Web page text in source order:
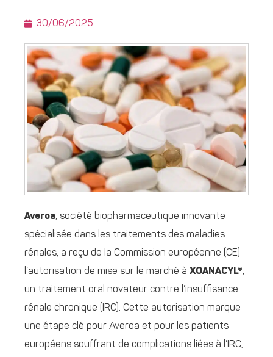
30/06/2025
Averoa, société biopharmaceutique innovante
spécialisée dans les traitements des maladies
rénales, a reçu de la Commission européenne (CE)
l’autorisation de mise sur le marché à XOANACYL®,
un traitement oral novateur contre l’insuffisance
rénale chronique (IRC). Cette autorisation marque
une étape clé pour Averoa et pour les patients
européens souffrant de complications liées à l’IRC,